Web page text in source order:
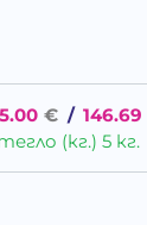
€ / 146.69
(кг.) 5 кг.